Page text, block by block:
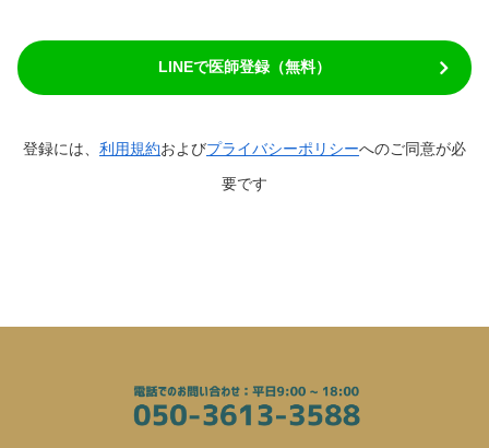
LINEで医師登録（無料）
登録には、 利用規約およびプライバシーポリシーへのご同意が必
要です